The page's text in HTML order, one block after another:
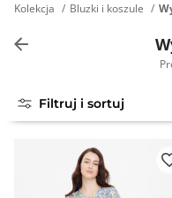
Kolekcja Bluzki i koszule
Filtruj i sortuj